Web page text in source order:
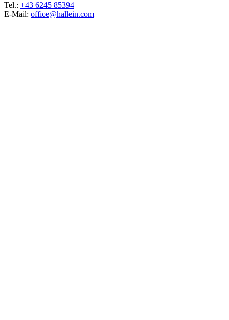
Tel.: +43 6245 85394
E-Mail: office@hallein.com